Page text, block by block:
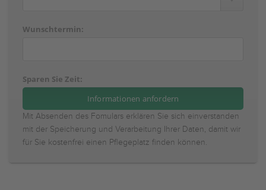
Wunschtermin:
Sparen Sie Zeit:
Mit Absenden des Fomulars erklären Sie sich einverstanden
mit der Speicherung und Verarbeitung Ihrer Daten, damit wir
für Sie kostenfrei einen Pflegeplatz finden können.